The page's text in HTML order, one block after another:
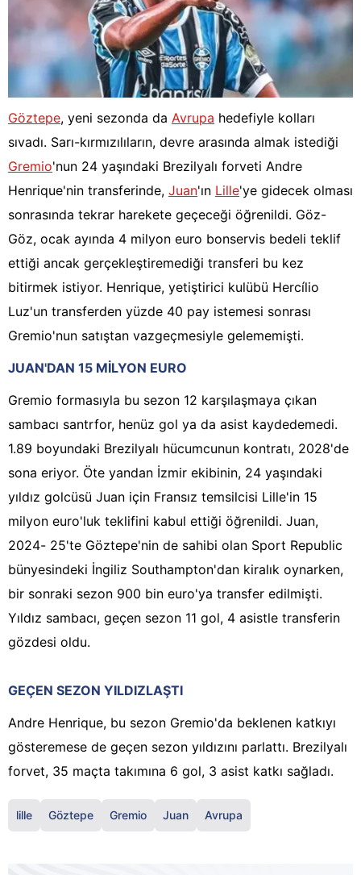
Göztepe, yeni sezonda da Avrupa hedefiyle kolları
sıvadı. Sarı-kırmızılıların, devre arasında almak istediği
Gremio'nun 24 yaşındaki Brezilyalı forveti Andre
Henrique'nin transferinde, Juan'ın Lille'ye gidecek olması
sonrasında tekrar harekete geçeceği öğrenildi. Göz-
Göz, ocak ayında 4 milyon euro bonservis bedeli teklif
ettiği ancak gerçekleştiremediği transferi bu kez
bitirmek istiyor. Henrique, yetiştirici kulübü Hercílio
Luz'un transferden yüzde 40 pay istemesi sonrası
Gremio'nun satıştan vazgeçmesiyle gelememişti.
JUAN'DAN 15 MİLYON EURO
Gremio formasıyla bu sezon 12 karşılaşmaya çıkan
sambacı santrfor, henüz gol ya da asist kaydedemedi.
1.89 boyundaki Brezilyalı hücumcunun kontratı, 2028'de
sona eriyor. Öte yandan İzmir ekibinin, 24 yaşındaki
yıldız golcüsü Juan için Fransız temsilcisi Lille'in 15
milyon euro'luk teklifini kabul ettiği öğrenildi. Juan,
2024- 25'te Göztepe'nin de sahibi olan Sport Republic
bünyesindeki İngiliz Southampton'dan kiralık oynarken,
bir sonraki sezon 900 bin euro'ya transfer edilmişti.
Yıldız sambacı, geçen sezon 11 gol, 4 asistle transferin
gözdesi oldu.
GEÇEN SEZON YILDIZLAŞTI
Andre Henrique, bu sezon Gremio'da beklenen katkıyı
gösteremese de geçen sezon yıldızını parlattı. Brezilyalı
forvet, 35 maçta takımına 6 gol, 3 asist katkı sağladı.
lille Göztepe Gremio Juan Avrupa